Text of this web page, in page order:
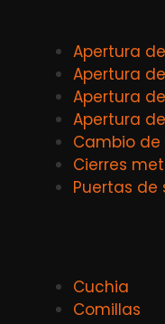
Apertura
Apertura
Apertura
Apertura
Cambio
Cierres
Puertas de
Cuchia
Comillas